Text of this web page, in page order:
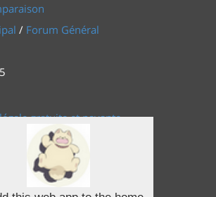
/ Forum Général
gratuite et payante
Actus (TV, vidéo, web)